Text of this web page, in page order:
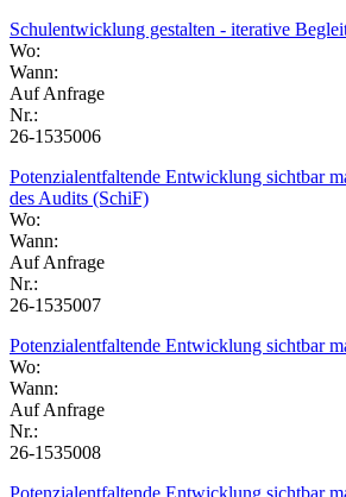
Schulentwicklung gestalten - iterative
Wo:
Wann:
Auf Anfrage
Nr.:
26-1535006
Potenzialentfaltende Entwicklung sichtbar
des Audits (SchiF)
Wo:
Wann:
Auf Anfrage
Nr.:
26-1535007
Potenzialentfaltende Entwicklung sichtbar
Wo:
Wann:
Auf Anfrage
Nr.:
26-1535008
Potenzialentfaltende Entwicklung sichtbar